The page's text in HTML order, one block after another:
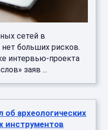
сетей в
больших рисков.
интервью-проекта
заяв ...
археологических
инструментов